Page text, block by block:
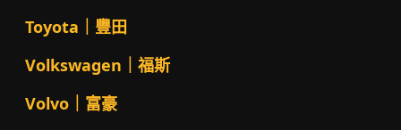
Toyota｜豐田
Volkswagen｜福斯
Volvo｜富豪